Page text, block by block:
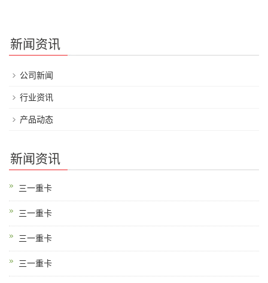
新闻资讯
公司新闻
行业资讯
产品动态
新闻资讯
三一重卡
三一重卡
三一重卡
三一重卡